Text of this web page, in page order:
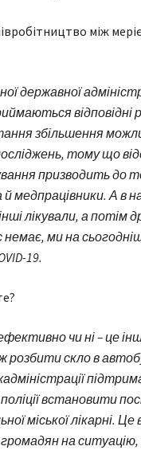
між
державної
збільшення
тому що
призводить до
медпрацівники. А в
лікували, а
ми на
19.
чи ні – це
скло в
встановити
міської лікарні. Це
громадян на